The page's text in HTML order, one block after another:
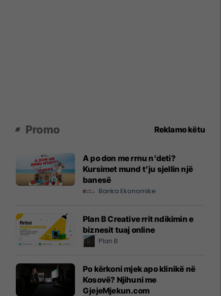
Promo Reklamo këtu
A po don me rrnu n’deti?
Kursimet mund t’ju sjellin një
banesë
Banka Ekonomike
Plan B Creative rrit ndikimin e
biznesit tuaj online
Plan B
Po kërkoni mjek apo klinikë në
Kosovë? Njihuni me
GjejeMjekun.com